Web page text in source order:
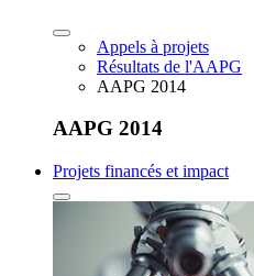
Appels à projets
Résultats de l'AAPG
AAPG 2014
AAPG 2014
Projets financés et impact